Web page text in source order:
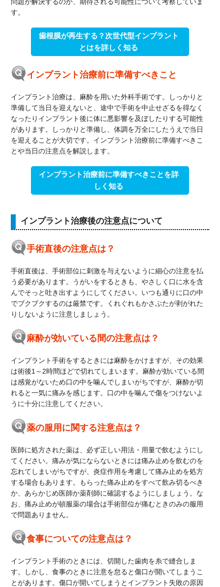
す。
歯根膜が再生する？次世代型インプラント
とはを詳しく知る
インプラント治療前に準備すべきこと
インプラント治療は、麻酔を用いた外科手術です。しっかりと
準備して当日を迎えないと、途中で手術を中止せざるを得なく
なったりインプラント後に体に悪影響を及ぼしたりする可能性
があります。しっかりと準備し、体調を万全にしたうえで当日
を迎えることが大切です。インプラント治療前に準備すべきこ
とや当日の注意点を解説します。
インプラント治療前に準備すべきことを詳
しく知る
インプラント治療後の注意点について
手術直後の注意点は？
手術直後は、手術部位に刺激を与えないように細心の注意を払
う必要があります。うがいをするときも、やさしく口に水を含
んでそっと吐き出すようにしてください。いつも通りに口の中
でブクブクするのは厳禁です。くれぐれもかさぶたが剥がれた
りしないように注意しましょう。
麻酔が効いている間の注意点は？
インプラント手術をするときには麻酔をかけますが、その効果
は術後1～2時間ほどで切れてしまいます。麻酔が効いている間
は感覚がないため口の中を噛んでしまいがちですが、麻酔が切
れると一気に痛みを感じます。口の中を噛んで傷をつけないよ
うに十分に注意してください。
薬の服用に関する注意点は？
医師に処方された薬は、必ず正しい用法・用量で飲むようにし
てください。痛みが気にならないときには痛み止めを飲むのを
忘れてしまいがちですが、炎症作用を考慮して痛み止めを処方
する場合もあります。もらった痛み止めをすべて飲み切るべき
か、あらかじめ医師か薬剤師に確認するようにしましょう。な
お、痛み止めが頓服薬の場合は手術部位が痛むときのみの服用
で問題ありません。
食事についての注意点は？
インプラント手術のときには、切開した歯肉を糸で縫合しま
す。しかし、食事のときに注意を怠ると傷口が開いてしまうこ
とがあります。傷口が開いてしまうとインプラント失敗の原因